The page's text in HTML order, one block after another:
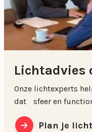
Lichtadvies
Onze lichtexperts
dat sfeer en
Plan je